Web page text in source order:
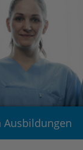
Ausbildungen